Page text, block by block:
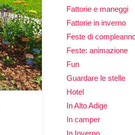
Fattorie e maneggi
Fattorie in inverno
Feste di
Feste: animazione
Fun
Guardare le stelle
Hotel
In Alto Adige
In camper
In Inverno